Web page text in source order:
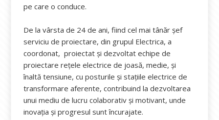
pe care o conduce.
De la vârsta de 24 de ani, fiind cel mai tânăr șef
serviciu de proiectare, din grupul Electrica, a
coordonat, proiectat și dezvoltat echipe de
proiectare rețele electrice de joasă, medie, și
înaltă tensiune, cu posturile și stațiile electrice de
transformare aferente, contribuind la dezvoltarea
unui mediu de lucru colaborativ și motivant, unde
inovația și progresul sunt încurajate.